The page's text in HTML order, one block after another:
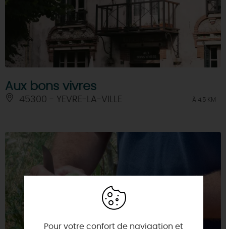
Aux bons vivres
45300 - YEVRE-LA-VILLE À 4.5 KM
Pour votre confort de navigation et